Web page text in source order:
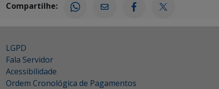
Compartilhe:
LGPD
Fala Servidor
Acessibilidade
Ordem Cronológica de Pagamentos